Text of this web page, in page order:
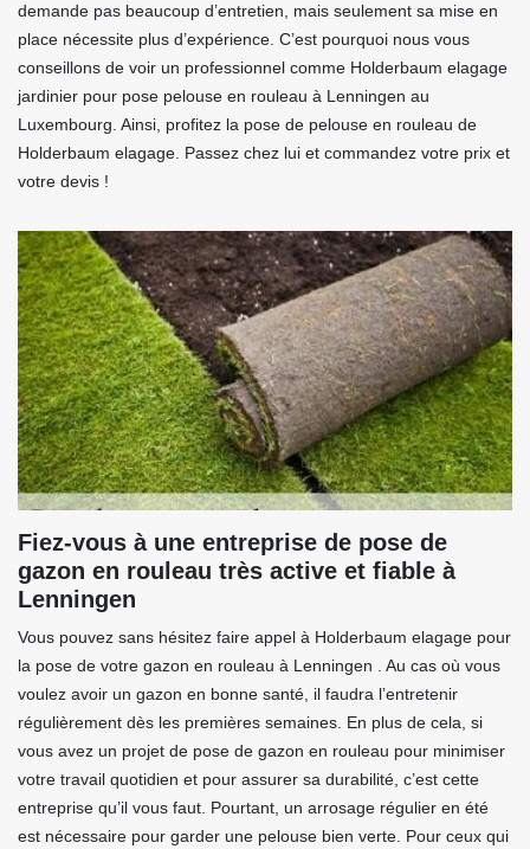
demande pas beaucoup d’entretien, mais seulement sa mise en
place nécessite plus d’expérience. C’est pourquoi nous vous
conseillons de voir un professionnel comme Holderbaum elagage
jardinier pour pose pelouse en rouleau à Lenningen au
Luxembourg. Ainsi, profitez la pose de pelouse en rouleau de
Holderbaum elagage. Passez chez lui et commandez votre prix et
votre devis !
Fiez-vous à une entreprise de pose de
gazon en rouleau très active et fiable à
Lenningen
Vous pouvez sans hésitez faire appel à Holderbaum elagage pour
la pose de votre gazon en rouleau à Lenningen . Au cas où vous
voulez avoir un gazon en bonne santé, il faudra l’entretenir
régulièrement dès les premières semaines. En plus de cela, si
vous avez un projet de pose de gazon en rouleau pour minimiser
votre travail quotidien et pour assurer sa durabilité, c’est cette
entreprise qu’il vous faut. Pourtant, un arrosage régulier en été
est nécessaire pour garder une pelouse bien verte. Pour ceux qui